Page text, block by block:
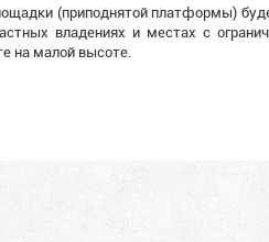
(приподнятой платформы)
владениях и местах с
на малой высоте.